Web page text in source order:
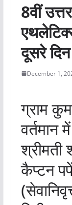
8वीं
दूसरे
December 1,
ग्राम
वर्तमान
श्रीमती
कैप्टन